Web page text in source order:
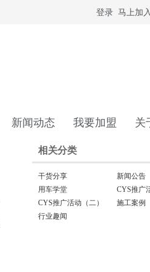
登录 马上加入
新闻动态 我要加盟 关
相关分类
干货分享
新闻公告
用车学堂
CYS推广
CYS推广活动（二）
施工案例
行业趣闻